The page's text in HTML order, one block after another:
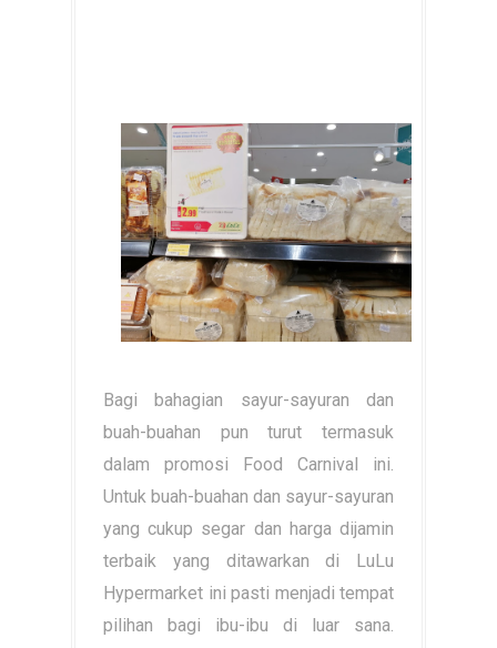
Bagi bahagian sayur-sayuran dan
buah-buahan pun turut termasuk
dalam promosi Food Carnival ini.
Untuk buah-buahan dan sayur-sayuran
yang cukup segar dan harga dijamin
terbaik yang ditawarkan di LuLu
Hypermarket ini pasti menjadi tempat
pilihan bagi ibu-ibu di luar sana.